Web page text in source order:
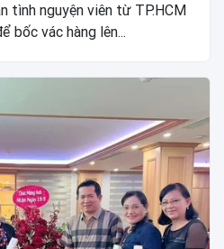
tình nguyện viên từ TP.HCM
bốc vác hàng lên...